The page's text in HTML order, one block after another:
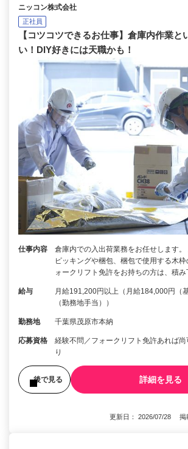
ニッコン株式会社
正社員
【コツコツできるお仕事】倉庫内作業と
い！DIY好きには天職かも！
仕事内容
倉庫内での入出荷業務をお任せします
ピッキングや梱包、梱包で使用する木
ォークリフト免許をお持ちの方は、積み
給与
月給191,200円以上（月給184,000円（
（勤務地手当））
勤務地 千葉県茂原市本納
応募資格
経験不問／フォークリフト免許あれば
り
後で見る 詳細を見る
更新日： 2026/07/28 掲